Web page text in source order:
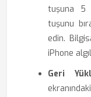
tuşuna 5
tuşunu
edin.
iPhone
Geri